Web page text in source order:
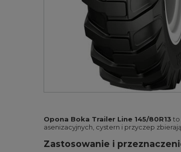
Opona Boka Trailer Line 145/80R13 to
asenizacyjnych, cystern i przyczep
Zastosowanie i